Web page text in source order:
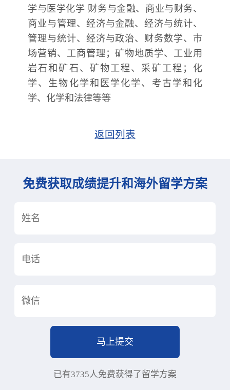
学与医学化学 财务与金融、商业与财务、
商业与管理、经济与金融、经济与统计、
管理与统计、经济与政治、财务数学、市
场营销、工商管理；矿物地质学、工业用
岩石和矿石、矿物工程、采矿工程；化
学、生物化学和医学化学、考古学和化
学、化学和法律等等
返回列表
免费获取成绩提升和海外留学方案
已有3735人免费获得了留学方案